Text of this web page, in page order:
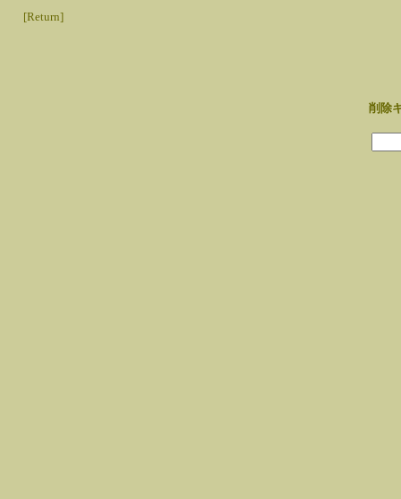
[Return]
削除